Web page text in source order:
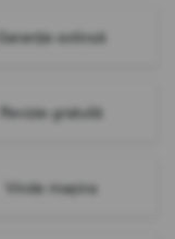
Garanție extinsă
Revizie gratuită
Vinde mașina